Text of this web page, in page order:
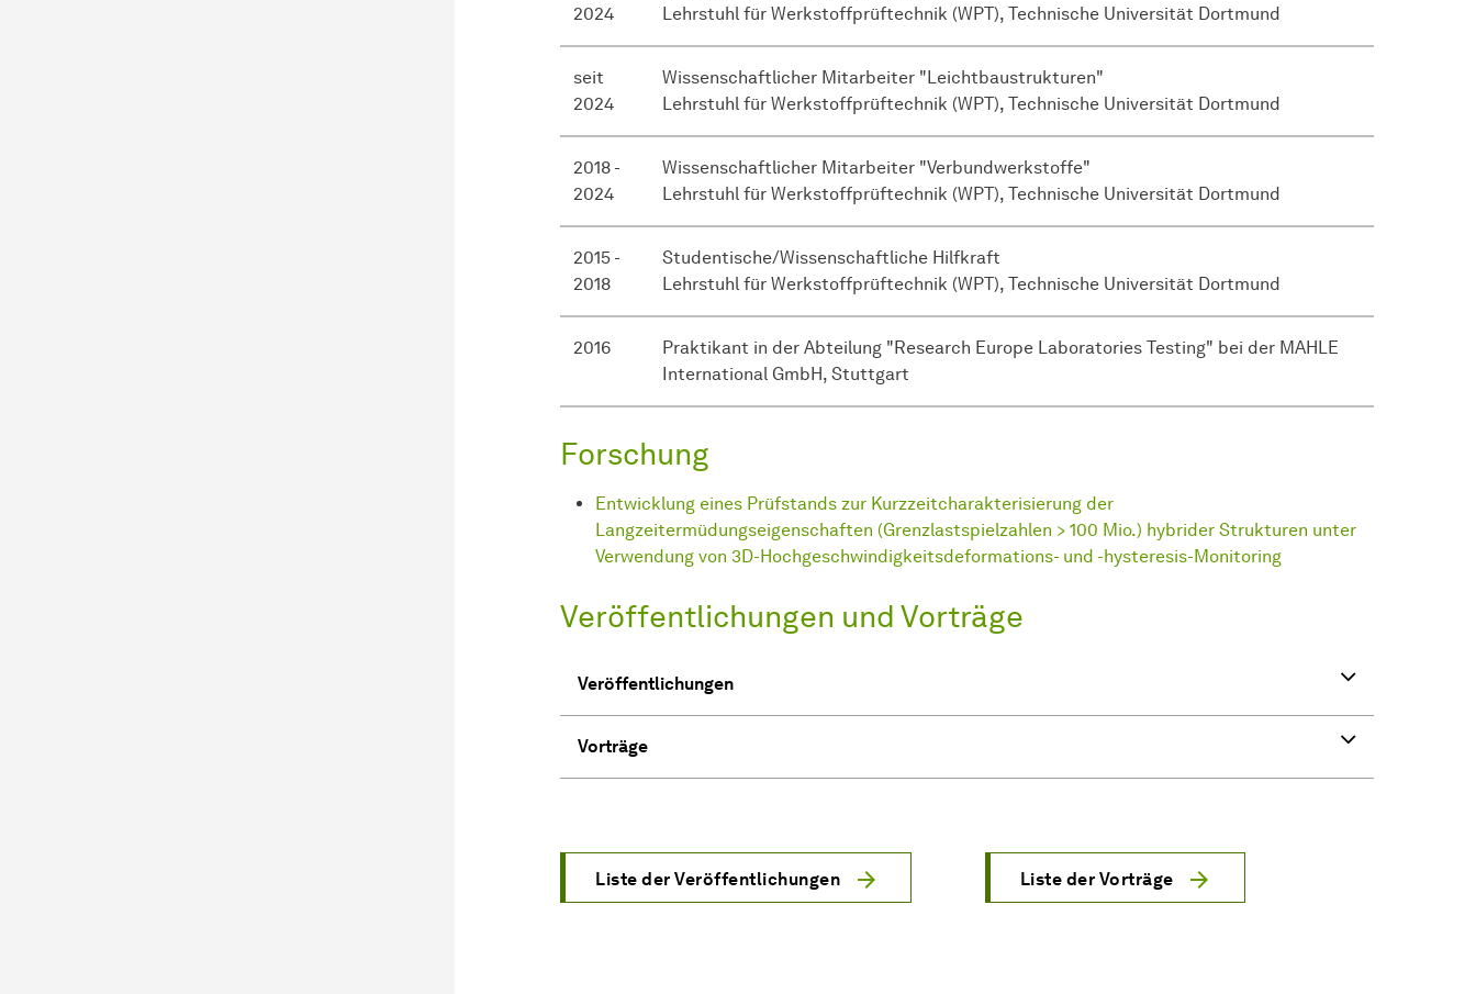
2024
Lehrstuhl für Werkstoffprüftechnik (WPT), Technische Universität Dortmund
seit
2024
Wissenschaftlicher Mitarbeiter "Leichtbaustrukturen"
Lehrstuhl für Werkstoffprüftechnik (WPT), Technische Universität Dort­mund
2018 -
2024
Wissenschaftlicher Mitarbeiter "Verbundwerkstoffe"
Lehrstuhl für Werkstoffprüftechnik (WPT), Technische Universität Dort­mund
2015 -
2018
Studentische/Wissenschaftliche Hilfkraft
Lehrstuhl für Werkstoffprüftechnik (WPT), Technische Universität Dort­mund
2016
Praktikant in der Abteilung "Research Europe Laboratories Testing" bei der MAHLE
International GmbH, Stuttgart
Forschung
Entwicklung eines Prüfstands zur Kurzzeitcharakterisierung der
Langzeitermüdungseigenschaften (Grenzlastspielzahlen > 100 Mio.) hybrider Strukturen unter
Verwendung von 3D-Hochgeschwindigkeitsdeformations- und -hysteresis-Monitoring
Liste der Veröffentlichungen Liste der Vorträge